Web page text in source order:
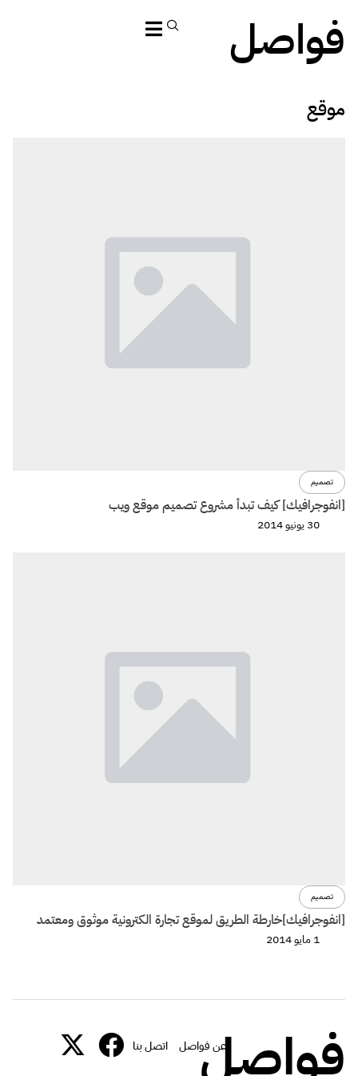
فواصل
موقع
تصميم
[انفوجرافيك] كيف تبدأ مشروع تصميم موقع ويب
30 يونيو 2014
تصميم
[انفوجرافيك]خارطة الطريق لموقع تجارة الكترونية موثوق ومعتمد
1 مايو 2014
فواصل
عن فواصل اتصل بنا